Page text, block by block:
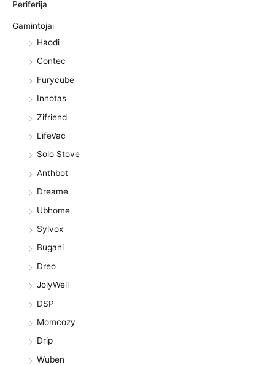
Periferija
Gamintojai
Haodi
Contec
Furycube
Innotas
Zifriend
LifeVac
Solo Stove
Anthbot
Dreame
Ubhome
Sylvox
Bugani
Dreo
JolyWell
DSP
Momcozy
Drip
Wuben